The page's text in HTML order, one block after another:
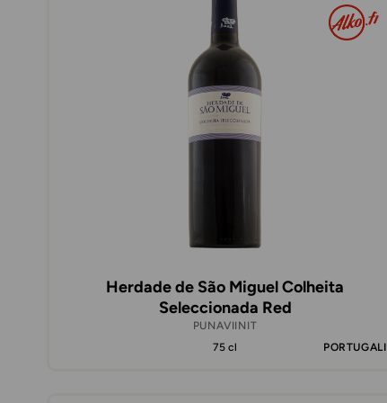
Herdade de São Miguel Colheita
Seleccionada Red
PUNAVIINIT
75 cl
PORTUGALI